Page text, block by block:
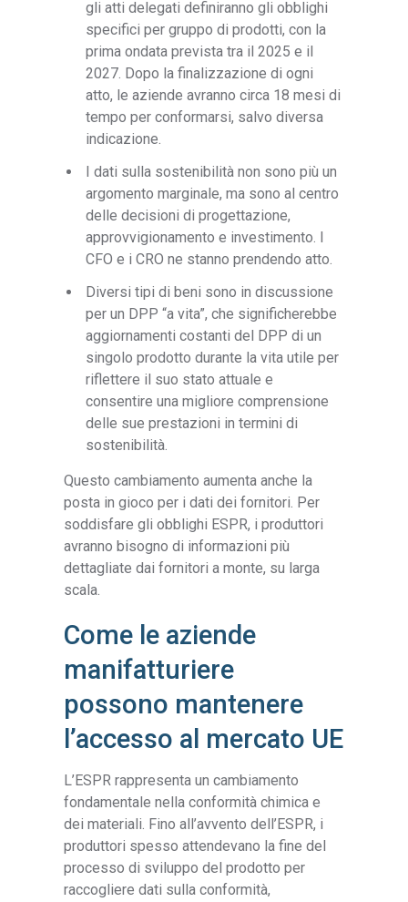
gli atti delegati definiranno gli obblighi
specifici per gruppo di prodotti, con la
prima ondata prevista tra il 2025 e il
2027. Dopo la finalizzazione di ogni
atto, le aziende avranno circa 18 mesi di
tempo per conformarsi, salvo diversa
indicazione.
I dati sulla sostenibilità non sono più un
argomento marginale, ma sono al centro
delle decisioni di progettazione,
approvvigionamento e investimento. I
CFO e i CRO ne stanno prendendo atto.
Diversi tipi di beni sono in discussione
per un DPP “a vita”, che significherebbe
aggiornamenti costanti del DPP di un
singolo prodotto durante la vita utile per
riflettere il suo stato attuale e
consentire una migliore comprensione
delle sue prestazioni in termini di
sostenibilità.
Questo cambiamento aumenta anche la
posta in gioco per i dati dei fornitori. Per
soddisfare gli obblighi ESPR, i produttori
avranno bisogno di informazioni più
dettagliate dai fornitori a monte, su larga
scala.
Come le aziende
manifatturiere
possono mantenere
l’accesso al mercato UE
L’ESPR rappresenta un cambiamento
fondamentale nella conformità chimica e
dei materiali. Fino all’avvento dell’ESPR, i
produttori spesso attendevano la fine del
processo di sviluppo del prodotto per
raccogliere dati sulla conformità,